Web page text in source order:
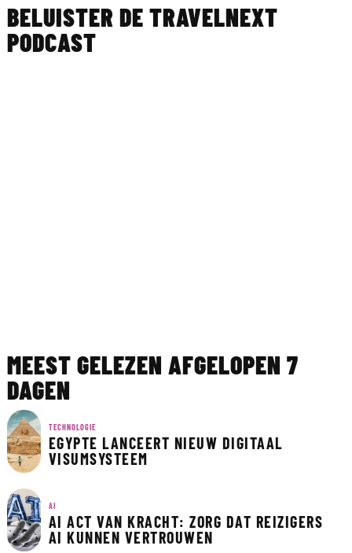
BELUISTER DE TRAVELNEXT
PODCAST
MEEST GELEZEN AFGELOPEN 7
DAGEN
TECHNOLOGIE
EGYPTE LANCEERT NIEUW DIGITAAL
VISUMSYSTEEM
AI
AI ACT VAN KRACHT: ZORG DAT REIZIGERS
AI KUNNEN VERTROUWEN